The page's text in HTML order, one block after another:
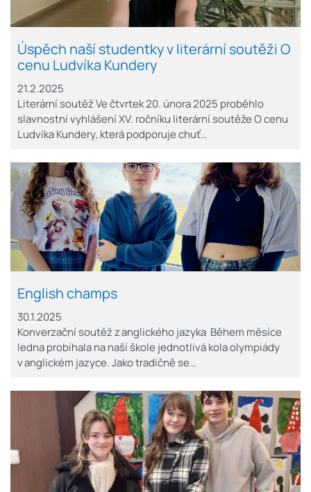
21.2.2025
Úspěch naší studentky v literární soutěži O
cenu Ludvíka Kundery
Literární soutěž Ve čtvrtek 20. února 2025 proběhlo
slavnostní vyhlášení XV. ročníku literární soutěže O cenu
Ludvíka Kundery, která podporuje chuť…
30.1.2025
English champs
Konverzační soutěž z anglického jazyka Během měsíce
ledna probíhala na naší škole jednotlivá kola olympiády
v anglickém jazyce. Jako tradičně se…